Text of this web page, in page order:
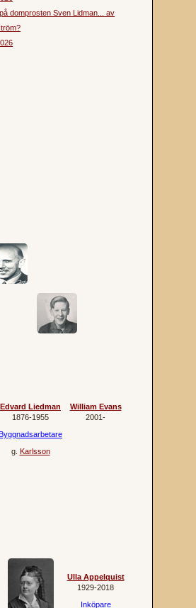
domprosten Sven Lidman... av
Edvard Liedman
1876‐1955
g. Karlsson
William Evans
2001‐
Ulla Appelquist
1929‐2018
Inköpare